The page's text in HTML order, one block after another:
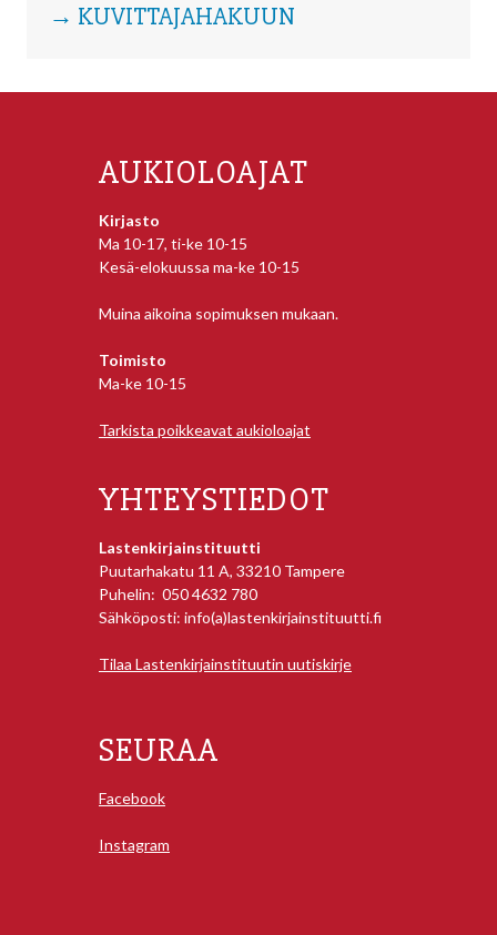
→ KUVITTAJAHAKUUN
AUKIOLOAJAT
Kirjasto
Ma 10-17, ti-ke 10-15
Kesä-elokuussa ma-ke 10-15
Muina aikoina sopimuksen mukaan.
Toimisto
Ma-ke 10-15
Tarkista poikkeavat aukioloajat
YHTEYSTIEDOT
Lastenkirjainstituutti
Puutarhakatu 11 A, 33210 Tampere
Puhelin: 050 4632 780
Sähköposti: info(a)lastenkirjainstituutti.fi
Tilaa Lastenkirjainstituutin uutiskirje
SEURAA
Facebook
Instagram